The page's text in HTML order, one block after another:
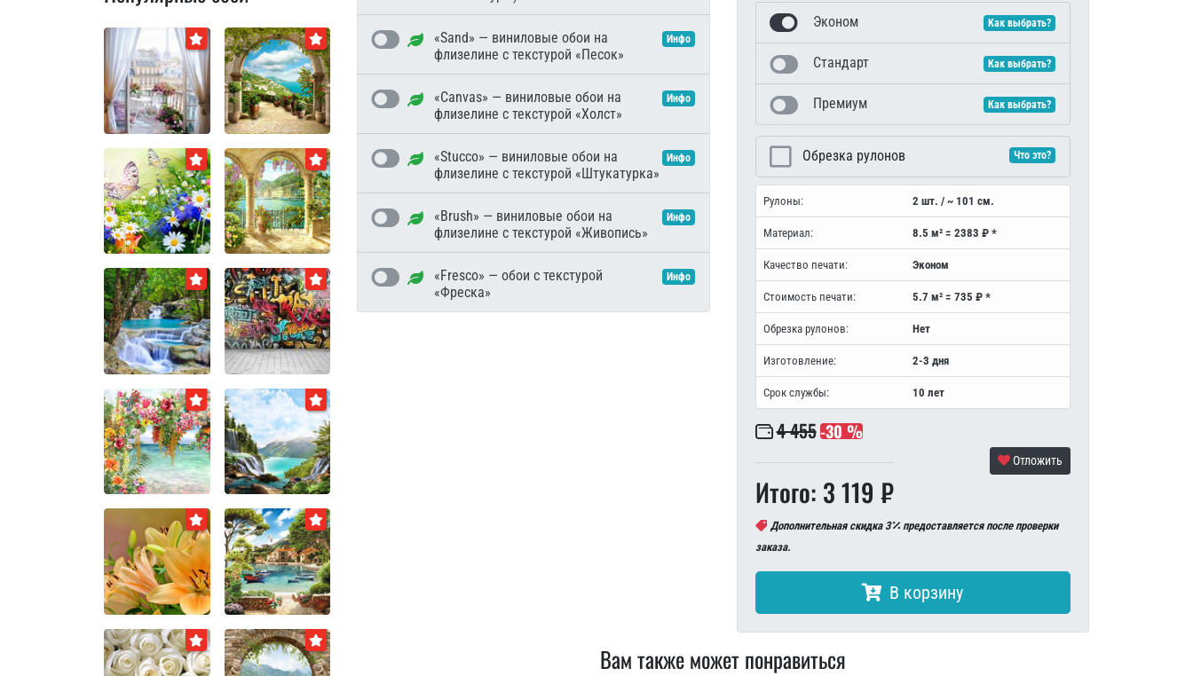
«Sand» — виниловые обои на
флизелине с текстурой «Песок»
Инфо
«Canvas» — виниловые обои на
флизелине с текстурой «Холст»
Инфо
«Stucco» — виниловые обои на
флизелине с текстурой «Штукатурка»
Инфо
«Brush» — виниловые обои на
флизелине с текстурой «Живопись»
Инфо
«Fresco» — обои с текстурой
«Фреска»
Инфо
Эконом Как выбрать?
Стандарт Как выбрать?
Премиум Как выбрать?
Обрезка рулонов Что это?
Рулоны: 2 шт. / ~ 101 см.
Материал: 8.5 м² = 2383 ₽ *
Качество печати: Эконом
Стоимость печати: 5.7 м² = 735 ₽ *
Обрезка рулонов: Нет
Изготовление: 2-3 дня
Срок службы: 10 лет
4 455-30 %
Итого: 3 119 ₽
Отложить
Дополнительная скидка 3 предоставляется после проверки
заказа.
В корзину
Вам также может понравиться